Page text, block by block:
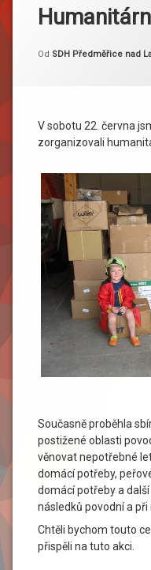
Publikováno22. 6. 2013
Aktualizováno 1. 7. 2013
Od SDH Předměřice nad
V sobotu 22. června
zorganizovali
Současně proběhla
postižené oblasti
věnovat nepotřebné
domácí potřeby,
domácí potřeby a
následků povodní a
Chtěli bychom touto
přispěli na tuto akci.